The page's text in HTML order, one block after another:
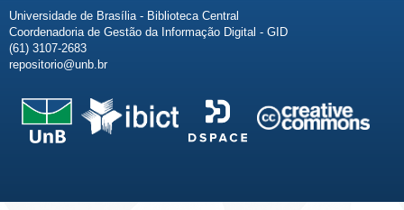
Universidade de Brasília - Biblioteca Central
Coordenadoria de Gestão da Informação Digital - GID
(61) 3107-2683
repositorio@unb.br